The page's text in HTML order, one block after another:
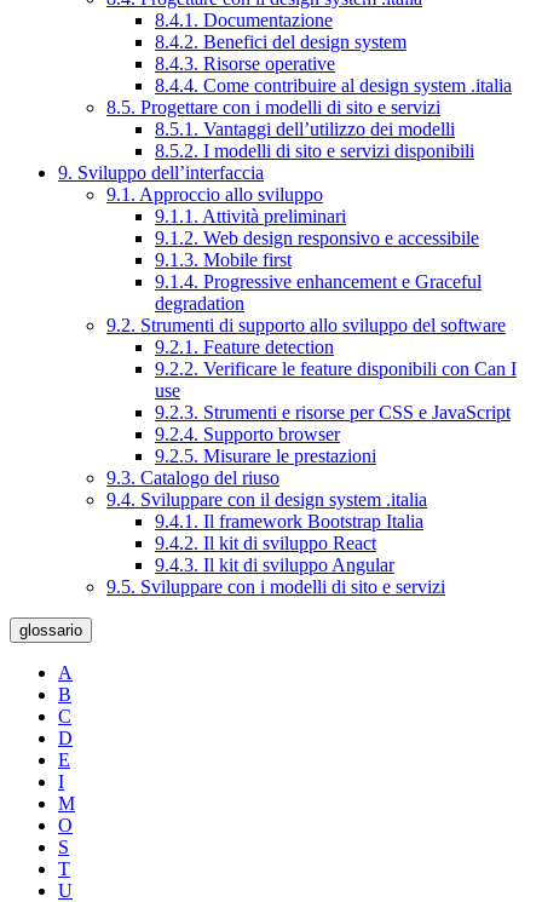
8.4.1. Documentazione
8.4.2. Benefici del design system
8.4.3. Risorse operative
8.4.4. Come contribuire al design system .italia
8.5. Progettare con i modelli di sito e servizi
8.5.1. Vantaggi dell’utilizzo dei modelli
8.5.2. I modelli di sito e servizi disponibili
9. Sviluppo dell’interfaccia
9.1. Approccio allo sviluppo
9.1.1. Attività preliminari
9.1.2. Web design responsivo e accessibile
9.1.3. Mobile first
9.1.4. Progressive enhancement e Graceful
degradation
9.2. Strumenti di supporto allo sviluppo del software
9.2.1. Feature detection
9.2.2. Verificare le feature disponibili con Can I
use
9.2.3. Strumenti e risorse per CSS e JavaScript
9.2.4. Supporto browser
9.2.5. Misurare le prestazioni
9.3. Catalogo del riuso
9.4. Sviluppare con il design system .italia
9.4.1. Il framework Bootstrap Italia
9.4.2. Il kit di sviluppo React
9.4.3. Il kit di sviluppo Angular
9.5. Sviluppare con i modelli di sito e servizi
glossario
A
B
C
D
E
I
M
O
S
T
U